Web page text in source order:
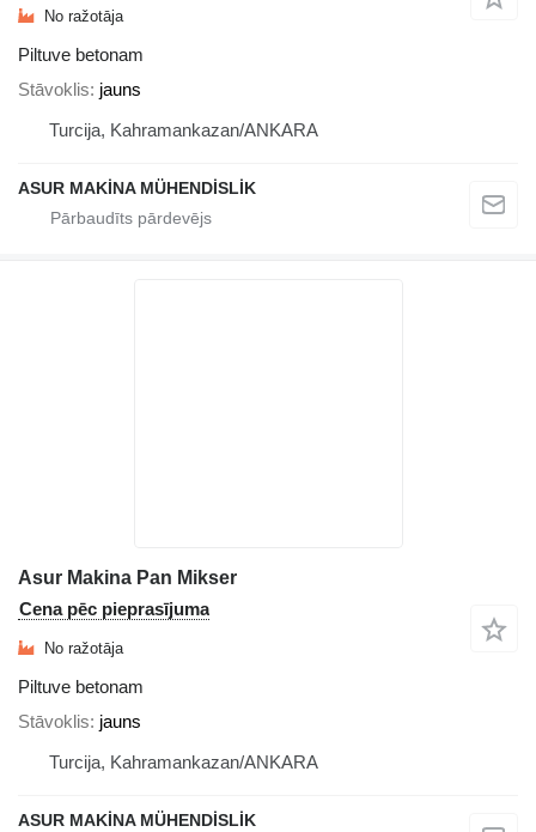
No ražotāja
Piltuve betonam
Stāvoklis jauns
Turcija, Kahramankazan/ANKARA
ASUR MAKİNA MÜHENDİSLİK
Asur Makina Pan Mikser
Cena pēc pieprasījuma
No ražotāja
Piltuve betonam
Stāvoklis jauns
Turcija, Kahramankazan/ANKARA
ASUR MAKİNA MÜHENDİSLİK